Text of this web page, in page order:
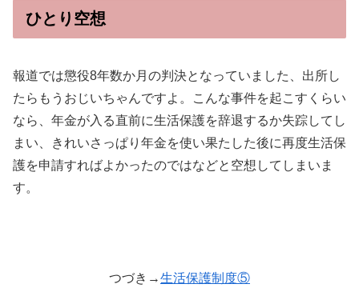
ひとり空想
報道では懲役8年数か月の判決となっていました、出所し
たらもうおじいちゃんですよ。こんな事件を起こすくらい
なら、年金が入る直前に生活保護を辞退するか失踪してし
まい、きれいさっぱり年金を使い果たした後に再度生活保
護を申請すればよかったのではなどと空想してしまいま
す。
つづき→生活保護制度⑤